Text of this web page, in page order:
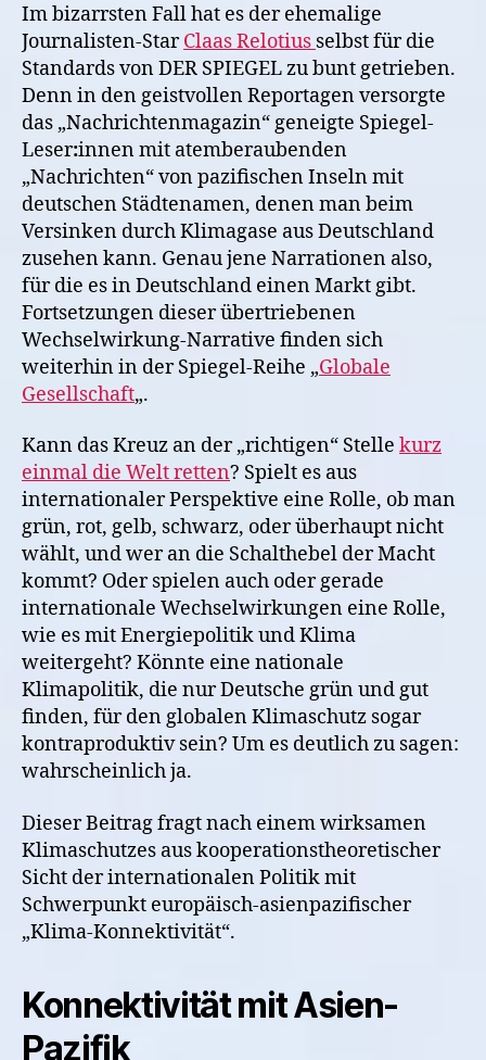
Im bizarrsten Fall hat es der ehemalige
Journalisten-StarClaas Relotius selbst für die
Standards von DER SPIEGEL zu bunt getrieben.
Denn in den geistvollen Reportagen versorgte
das „Nachrichtenmagazin“ geneigte Spiegel-
Leser:innen mit atemberaubenden
„Nachrichten“ von pazifischen Inseln mit
deutschen Städtenamen, denen man beim
Versinken durch Klimagase aus Deutschland
zusehen kann. Genau jene Narrationen also,
für die es in Deutschland einen Markt gibt.
Fortsetzungen dieser übertriebenen
Wechselwirkung-Narrative finden sich
weiterhin in der Spiegel-Reihe „Globale
Gesellschaft„.
Kann das Kreuz an der „richtigen“ Stelle kurz
einmal die Welt retten? Spielt es aus
internationaler Perspektive eine Rolle, ob man
grün, rot, gelb, schwarz, oder überhaupt nicht
wählt, und wer an die Schalthebel der Macht
kommt? Oder spielen auch oder gerade
internationale Wechselwirkungen eine Rolle,
wie es mit Energiepolitik und Klima
weitergeht? Könnte eine nationale
Klimapolitik, die nur Deutsche grün und gut
finden, für den globalen Klimaschutz sogar
kontraproduktiv sein? Um es deutlich zu sagen:
wahrscheinlich ja.
Dieser Beitrag fragt nach einem wirksamen
Klimaschutzes aus kooperationstheoretischer
Sicht der internationalen Politik mit
Schwerpunkt europäisch-asienpazifischer
„Klima-Konnektivität“.
Konnektivität mit Asien-
Pazifik